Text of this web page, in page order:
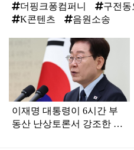
더핑크퐁컴퍼니
구전동
K콘텐츠
음원소송
이재명 대통령이 6시간 부
동산 난상토론서 강조한 내